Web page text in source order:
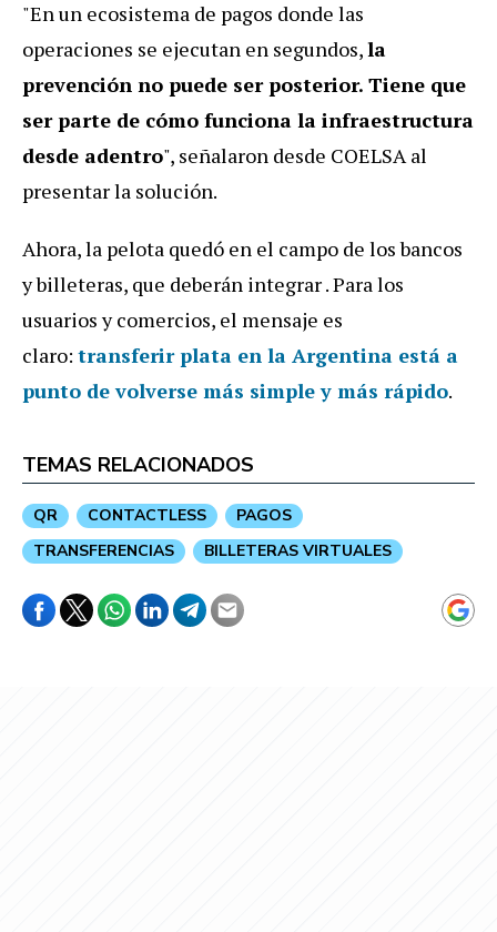
"En un ecosistema de pagos donde las
operaciones se ejecutan en segundos,la
prevención no puede ser posterior. Tiene que
ser parte de cómo funciona la infraestructura
desde adentro", señalaron desde COELSA al
presentar la solución.
Ahora, la pelota quedó en el campo de los bancos
y billeteras, que deberán integrar . Para los
usuarios y comercios, el mensaje es
claro: transferir plata en la Argentina está a
punto de volverse más simple y más rápido.
TEMAS RELACIONADOS
QR CONTACTLESS
PAGOS
TRANSFERENCIAS
BILLETERAS VIRTUALES